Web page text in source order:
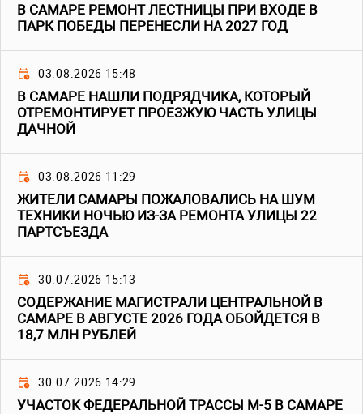
В САМАРЕ РЕМОНТ ЛЕСТНИЦЫ ПРИ ВХОДЕ В
ПАРК ПОБЕДЫ ПЕРЕНЕСЛИ НА 2027 ГОД
03.08.2026 15:48
В САМАРЕ НАШЛИ ПОДРЯДЧИКА, КОТОРЫЙ
ОТРЕМОНТИРУЕТ ПРОЕЗЖУЮ ЧАСТЬ УЛИЦЫ
ДАЧНОЙ
03.08.2026 11:29
ЖИТЕЛИ САМАРЫ ПОЖАЛОВАЛИСЬ НА ШУМ
ТЕХНИКИ НОЧЬЮ ИЗ-ЗА РЕМОНТА УЛИЦЫ 22
ПАРТСЪЕЗДА
30.07.2026 15:13
СОДЕРЖАНИЕ МАГИСТРАЛИ ЦЕНТРАЛЬНОЙ В
САМАРЕ В АВГУСТЕ 2026 ГОДА ОБОЙДЕТСЯ В
18,7 МЛН РУБЛЕЙ
30.07.2026 14:29
УЧАСТОК ФЕДЕРАЛЬНОЙ ТРАССЫ М-5 В САМАРЕ